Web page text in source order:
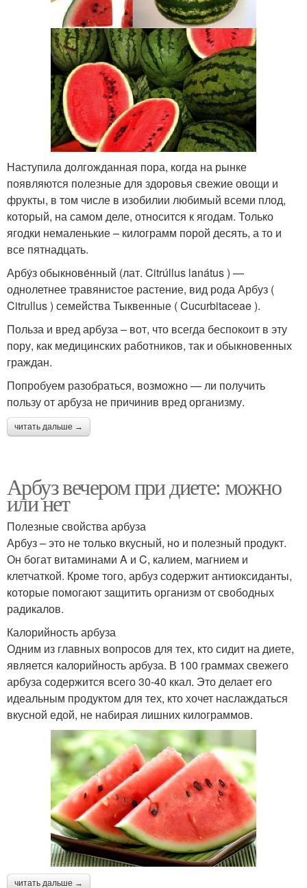
Наступила долгожданная пора, когда на рынке
появляются полезные для здоровья свежие овощи и
фрукты, в том числе в изобилии любимый всеми плод,
который, на самом деле, относится к ягодам. Только
ягодки немаленькие – килограмм порой десять, а то и
все пятнадцать.
Арбу́з обыкнове́нный (лат. Citrúllus lanátus ) —
однолетнее травянистое растение, вид рода Арбуз (
Citrullus ) семейства Тыквенные ( Cucurbitaceae ).
Польза и вред арбуза – вот, что всегда беспокоит в эту
пору, как медицинских работников, так и обыкновенных
граждан.
Попробуем разобраться, возможно — ли получить
пользу от арбуза не причинив вред организму.
читать дальше →
Арбуз вечером при диете: можно
или нет
Полезные свойства арбуза
Арбуз – это не только вкусный, но и полезный продукт.
Он богат витаминами A и C, калием, магнием и
клетчаткой. Кроме того, арбуз содержит антиоксиданты,
которые помогают защитить организм от свободных
радикалов.
Калорийность арбуза
Одним из главных вопросов для тех, кто сидит на диете,
является калорийность арбуза. В 100 граммах свежего
арбуза содержится всего 30-40 ккал. Это делает его
идеальным продуктом для тех, кто хочет наслаждаться
вкусной едой, не набирая лишних килограммов.
читать дальше →